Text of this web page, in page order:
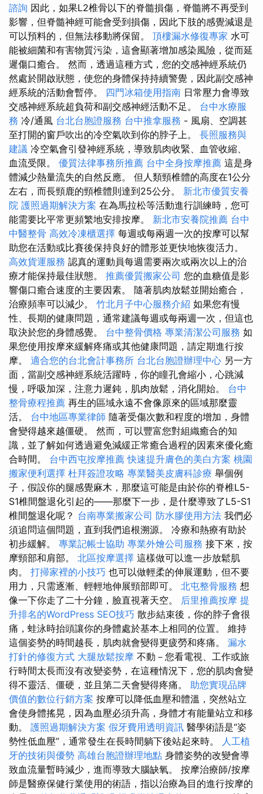
諮詢 因此，如果L2椎骨以下的脊髓損傷，脊髓將不再受到
影響，但脊髓神經可能會受到損傷，因此下肢的感覺減退是
可以預料的，但無法移動將保留。 頂樓漏水修復專家 水可
能被細菌和有害物質污染，這會顯著增加感染風險，從而延
遲傷口癒合。 然而，透過這種方式，您的交感神經系統仍
然處於開啟狀態，使您的身體保持持續警覺，因此副交感神
經系統的活動會暫停。 四門冰箱使用指南 日常壓力會導致
交感神經系統超負荷和副交感神經活動不足。 台中水療服
務 冷/通風 台北台胞證服務 台中推拿服務 - 風扇、空調甚
至打開的窗戶吹出的冷空氣吹到你的脖子上。 長照服務與
建議 冷空氣會引發神經系統，導致肌肉收緊、血管收縮、
血流受限。 優質法律事務所推薦 台中全身按摩推薦 這是身
體減少熱量流失的自然反應。 但人類頸椎體的高度在1公分
左右，而長頸鹿的頸椎體則達到25公分。 新北市優質安養
院 護照過期解決方案 在為馬拉松等活動進行訓練時，您可
能需要比平常更頻繁地安排按摩。 新北市安養院推薦 台中
中醫整骨 高效冷凍櫃選擇 每週或每兩週一次的按摩可以幫
助您在活動或比賽後保持良好的體形並更快地恢復活力。
高效貨運服務 認真的運動員每週需要兩次或兩次以上的治
療才能保持最佳狀態。 推薦優質搬家公司 您的血糖值是影
響傷口癒合速度的主要因素。 隨著肌肉放鬆並開始癒合，
治療頻率可以減少。 竹北月子中心服務介紹 如果您有慢
性、長期的健康問題，通常建議每週或每兩週一次，但這也
取決於您的身體感覺。 台中整骨價格 專業清潔公司服務 如
果您使用按摩來緩解疼痛或其他健康問題，請定期進行按
摩。 適合您的台北會計事務所 台北台胞證辦理中心 另一方
面，當副交感神經系統活躍時，你的瞳孔會縮小，心跳減
慢，呼吸加深，注意力遲鈍，肌肉放鬆，消化開始。 台中
整骨療程推薦 再生的區域永遠不會像原來的區域那麼靈
活。 台中地區專業律師 隨著受傷次數和程度的增加，身體
會變得越來越僵硬。 然而，可以豐富您對組織癒合的知
識，並了解如何透過避免減緩正常癒合過程的因素來優化癒
合時間。 台中西屯按摩推薦快速提升膚色的美白方案 桃園
搬家便利選擇 杜拜簽證攻略 專業醫美皮膚科診療 舉個例
子，假設你的腿感覺麻木，那麼這可能是由於你的脊椎L5-
S1椎間盤退化引起的——那麼下一步，是什麼導致了L5-S1
椎間盤退化呢？ 台南專業搬家公司 防水膠使用方法 我們必
須追問這個問題，直到我們追根溯源。 冷療和熱療有助於
初步緩解。 專業記帳士協助 專業外燴公司服務 接下來，按
摩頸部和肩部。 北區按摩選擇 這樣做可以進一步放鬆肌
肉。 打掃家裡的小技巧 也可以做輕柔的伸展運動，但不要
用力，只需逐漸、輕輕地伸展頸部即可。 北屯整骨服務 想
像一下你走了二十分鐘，臉直視著天空。 后里推薦按摩 提
升排名的WordPress SEO技巧 散步結束後，你的脖子會很
痛，蛙泳時抬頭讓你的身體處於基本上相同的位置。 維持
這個姿勢的時間越長，肌肉就會變得更疲勞和疼痛。 漏水
打針的修復方式 大腿放鬆按摩 不動－您看電視、工作或旅
行時間太長而沒有改變姿勢，在這種情況下，您的肌肉會變
得不靈活、僵硬，並且第二天會變得疼痛。 助您實現品牌
價值的數位行銷方案 按摩可以降低血壓和體溫，突然站立
會使身體搖晃，因為血壓必須升高，身體才有能量站立和移
動。 護照過期解決方案 假牙費用透明資訊 醫學術語是“姿
勢性低血壓”，通常發生在長時間躺下後站起來時。
人工植
牙的技術與優勢 高雄台胞證辦理地點 身體姿勢的改變會導
致血流量暫時減少，進而導致大腦缺氧。 按摩治療師/按摩
師是醫療保健行業使用的術語，指以治療為目的進行按摩的